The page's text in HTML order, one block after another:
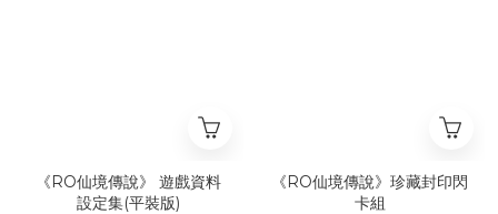
《RO仙境傳說》 遊戲資料
設定集(平裝版)
《RO仙境傳說》珍藏封印閃
卡組